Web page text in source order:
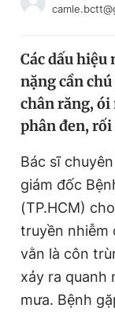
Video
Tiện ích
Thông tin tòa
Các dấu
nặng cần
chân răng, ói
phân đen,
Bác sĩ
giám đốc
(TP.HCM)
truyền nhiễm
vằn là côn
xảy ra quanh
mưa. Bệnh